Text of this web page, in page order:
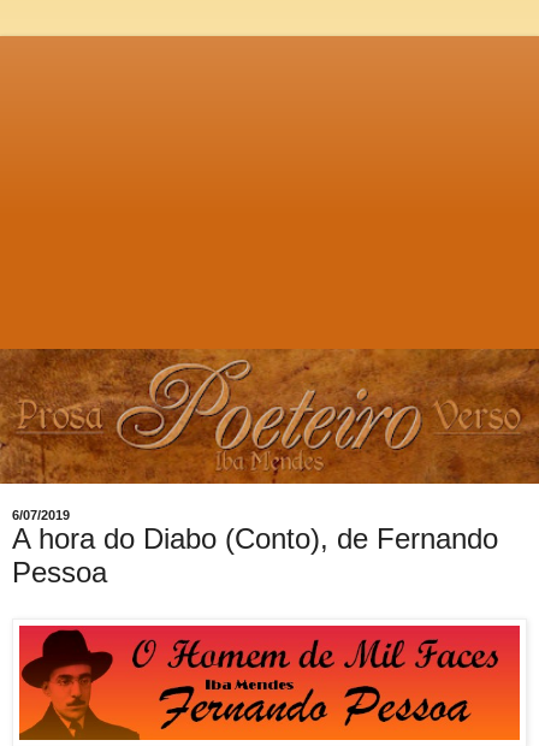
6/07/2019
A hora do Diabo (Conto), de Fernando
Pessoa